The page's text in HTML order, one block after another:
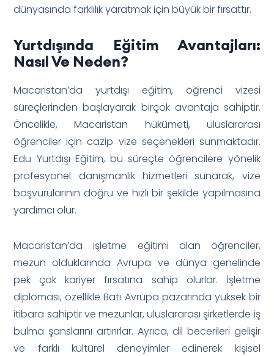
dünyasında farklılık yaratmak için büyük bir fırsattır.
Yurtdışında Eğitim Avantajları:
Nasıl Ve Neden?
Macaristan’da yurtdışı eğitim, öğrenci vizesi
süreçlerinden başlayarak birçok avantaja sahiptir.
Öncelikle, Macaristan hükümeti, uluslararası
öğrenciler için cazip vize seçenekleri sunmaktadır.
Edu Yurtdışı Eğitim, bu süreçte öğrencilere yönelik
profesyonel danışmanlık hizmetleri sunarak, vize
başvurularının doğru ve hızlı bir şekilde yapılmasına
yardımcı olur.
Macaristan’da işletme eğitimi alan öğrenciler,
mezun olduklarında Avrupa ve dünya genelinde
pek çok kariyer fırsatına sahip olurlar. İşletme
diploması, özellikle Batı Avrupa pazarında yüksek bir
itibara sahiptir ve mezunlar, uluslararası şirketlerde iş
bulma şanslarını artırırlar. Ayrıca, dil becerileri gelişir
ve farklı kültürel deneyimler edinerek kişisel